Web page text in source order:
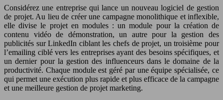
Considérez une entreprise qui lance un nouveau logiciel de gestion
de projet. Au lieu de créer une campagne monolithique et inflexible,
elle divise le projet en modules : un module pour la création de
contenu vidéo de démonstration, un autre pour la gestion des
publicités sur LinkedIn ciblant les chefs de projet, un troisième pour
l’emailing ciblé vers les entreprises ayant des besoins spécifiques, et
un dernier pour la gestion des influenceurs dans le domaine de la
productivité. Chaque module est géré par une équipe spécialisée, ce
qui permet une exécution plus rapide et plus efficace de la campagne
et une meilleure gestion de projet marketing.